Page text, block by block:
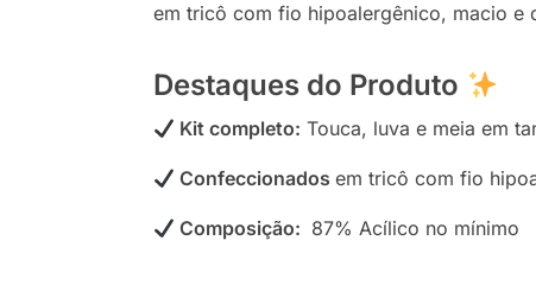
em tricô com fio hipoalergênico, macio e
Destaques do Produto
Kit completo: Touca, luva e meia em
Confeccionadosem tricô com fio
Composição: 87% Acílico no mínimo